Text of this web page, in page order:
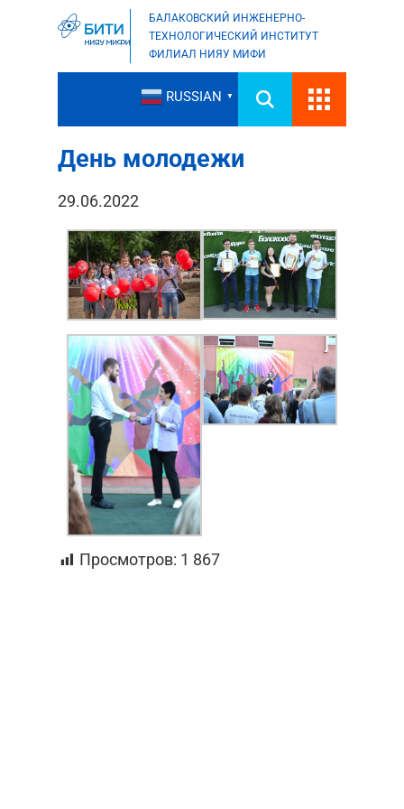
БАЛАКОВСКИЙ ИНЖЕНЕРНО-
ТЕХНОЛОГИЧЕСКИЙ ИНСТИТУТ
ФИЛИАЛ НИЯУ МИФИ
RUSSIAN ▼
День молодежи
29.06.2022
Просмотров: 1 867